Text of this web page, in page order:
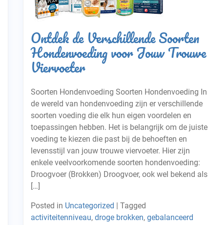
Ontdek de Verschillende Soorten
Hondenvoeding voor Jouw Trouwe
Viervoeter
Soorten Hondenvoeding Soorten Hondenvoeding In
de wereld van hondenvoeding zijn er verschillende
soorten voeding die elk hun eigen voordelen en
toepassingen hebben. Het is belangrijk om de juiste
voeding te kiezen die past bij de behoeften en
levensstijl van jouw trouwe viervoeter. Hier zijn
enkele veelvoorkomende soorten hondenvoeding:
Droogvoer (Brokken) Droogvoer, ook wel bekend als
[…]
Posted in Uncategorized | Tagged
activiteitenniveau, droge brokken, gebalanceerd